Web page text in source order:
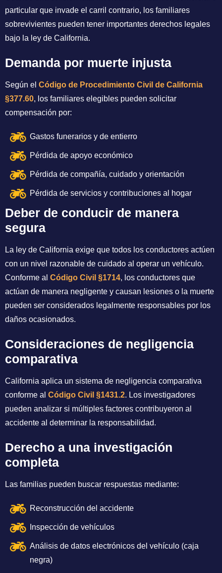
particular que invade el carril contrario, los familiares
sobrevivientes pueden tener importantes derechos legales
bajo la ley de California.
Demanda por muerte injusta
Según el Código de Procedimiento Civil de California
§377.60, los familiares elegibles pueden solicitar
compensación por:
Gastos funerarios y de entierro
Pérdida de apoyo económico
Pérdida de compañía, cuidado y orientación
Pérdida de servicios y contribuciones al hogar
Deber de conducir de manera
segura
La ley de California exige que todos los conductores actúen
con un nivel razonable de cuidado al operar un vehículo.
Conforme al Código Civil §1714, los conductores que
actúan de manera negligente y causan lesiones o la muerte
pueden ser considerados legalmente responsables por los
daños ocasionados.
Consideraciones de negligencia
comparativa
California aplica un sistema de negligencia comparativa
conforme al Código Civil §1431.2. Los investigadores
pueden analizar si múltiples factores contribuyeron al
accidente al determinar la responsabilidad.
Derecho a una investigación
completa
Las familias pueden buscar respuestas mediante:
Reconstrucción del accidente
Inspección de vehículos
Análisis de datos electrónicos del vehículo (caja
negra)